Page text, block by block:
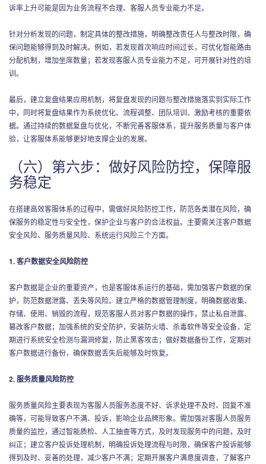
诉率上升可能是因为业务流程不合理、客服人员专业能力不足。
针对分析发现的问题，制定具体的整改措施，明确整改责任人与整改时限，确
保问题能够得到及时解决。例如，若发现首次响应时间过长，可优化智能路由
分配机制，增加坐席数量；若发现客服人员专业能力不足，可开展针对性的培
训。
最后，建立复盘结果应用机制，将复盘发现的问题与整改措施落实到实际工作
中，同时将复盘结果作为系统优化、流程调整、团队培训、激励考核的重要依
据。通过持续的数据复盘与优化，不断完善客服体系，提升服务质量与客户体
验，让客服体系能够更好地支撑企业的发展。
（六）第六步：做好风险防控，保障服
务稳定
在搭建高效客服体系的过程中，需做好风险防控工作，防范各类潜在风险，确
保服务的稳定性与安全性，保护企业与客户的合法权益。主要需关注客户数据
安全风险、服务质量风险、系统运行风险三个方面。
1. 客户数据安全风险防控
客户数据是企业的重要资产，也是客服体系运行的基础，需加强客户数据的保
护，防范数据泄露、丢失等风险。建立严格的数据管理制度，明确数据收集、
存储、使用、销毁的流程，规范客服人员对客户数据的操作，禁止私自泄露、
篡改客户数据；加强系统的安全防护，安装防火墙、杀毒软件等安全设备，定
期进行系统安全检测与漏洞修复，防止黑客攻击；做好数据备份工作，定期对
客户数据进行备份，确保数据丢失后能够及时恢复。
2. 服务质量风险防控
服务质量风险主要表现为客服人员服务态度不好、诉求处理不及时、回复不准
确等，可能导致客户不满、投诉，影响企业品牌形象。需加强对客服人员服务
质量的监控，通过智能质检、人工抽查等方式，及时发现服务中的问题，及时
纠正；建立客户投诉处理机制，明确投诉处理流程与时限，确保客户投诉能够
得到及时、妥善的处理，减少客户不满；定期开展客户满意度调查，了解客户